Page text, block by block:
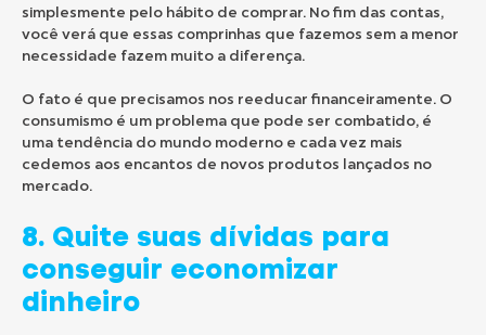
simplesmente pelo hábito de comprar. No fim das contas,
você verá que essas comprinhas que fazemos sem a menor
necessidade fazem muito a diferença.
O fato é que precisamos nos reeducar financeiramente. O
consumismo é um problema que pode ser combatido, é
uma tendência do mundo moderno e cada vez mais
cedemos aos encantos de novos produtos lançados no
mercado.
8. Quite suas dívidas para
conseguir economizar
dinheiro